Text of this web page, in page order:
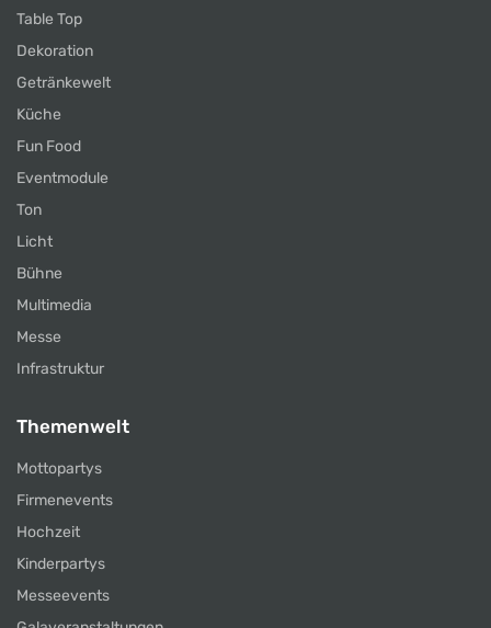
Table Top
Dekoration
Getränkewelt
Küche
Fun Food
Eventmodule
Ton
Licht
Bühne
Multimedia
Messe
Infrastruktur
Themenwelt
Mottopartys
Firmenevents
Hochzeit
Kinderpartys
Messeevents